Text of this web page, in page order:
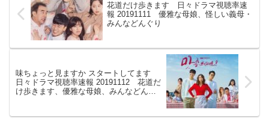
花道だけ歩きます 日々ドラマ視聴率速
報 20191111 優雅な母娘、怪しい義母・
みんなどんぐり
味ちょっと見ますか スタートしてます
日々ドラマ視聴率速報 20191112 花道だ
け歩きます、優雅な母娘、みんなどんぐ